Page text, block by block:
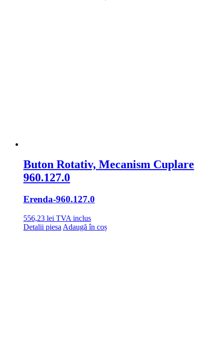
Buton Rotativ, Mecanism Cuplare
960.127.0
Erenda-960.127.0
556,23 lei TVA inclus
Detalii piesa Adaugă în coș